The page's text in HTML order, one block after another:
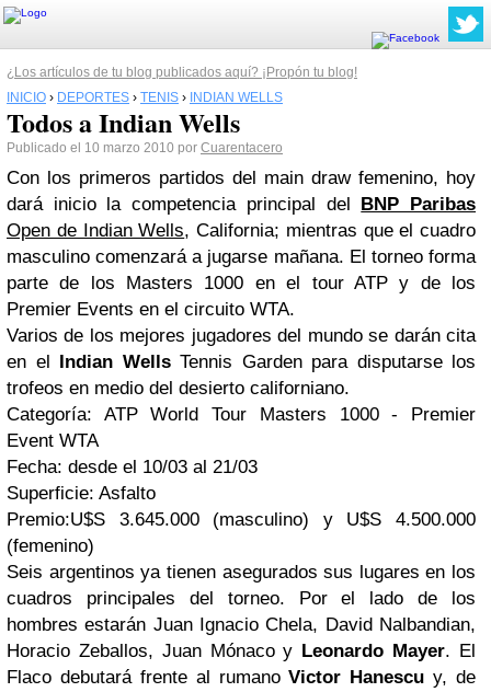
¿Los artículos de tu blog publicados aquí? ¡Propón tu blog!
INICIO › DEPORTES › TENIS › INDIAN WELLS
Todos a Indian Wells
Publicado el 10 marzo 2010 por Cuarentacero
Con los primeros partidos del main drawfemenino, hoy
dará inicio la competencia principal del BNP Paribas
Open de Indian Wells, California; mientras que el cuadro
masculino comenzará a jugarse mañana. El torneo forma
parte de los Masters 1000 en el tour ATP y de los
Premier Events en el circuito WTA.
Varios de los mejores jugadores del mundo se darán cita
en el Indian WellsTennis Garden para disputarse los
trofeos en medio del desierto californiano.
Categoría: ATP World Tour Masters 1000 - Premier
Event WTA
Fecha: desde el 10/03 al 21/03
Superficie: Asfalto
Premio:U$S 3.645.000 (masculino) y U$S 4.500.000
(femenino)
Seis argentinos ya tienen asegurados sus lugares en los
cuadros principales del torneo. Por el lado de los
hombres estarán Juan Ignacio Chela, David Nalbandian,
Horacio Zeballos, Juan Mónaco y Leonardo Mayer. El
Flaco debutará frente al rumanoVictor Hanescu y, de